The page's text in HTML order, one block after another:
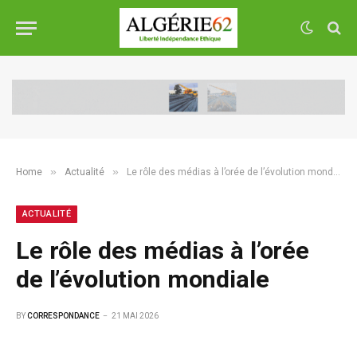
Home » Actualité » Le rôle des médias à l’orée de l’évolution mondiale
ACTUALITÉ
Le rôle des médias à l’orée
de l’évolution mondiale
BYCORRESPONDANCE 21 MAI 2026